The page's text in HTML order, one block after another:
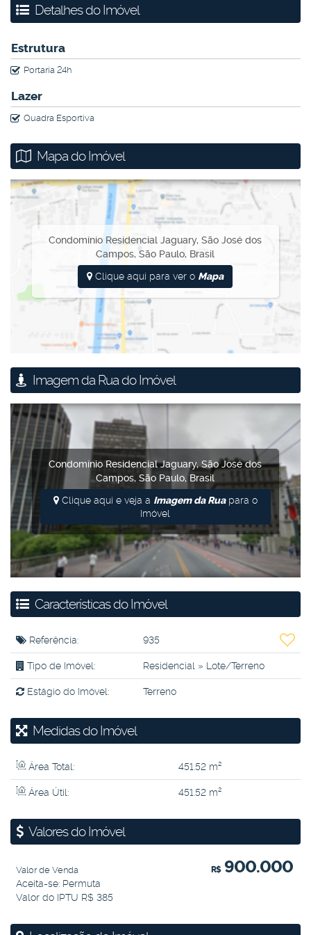
de São José dos Campos!
Detalhes do Imóvel
Estrutura
Portaria 24h
Lazer
Quadra Esportiva
Mapa do Imóvel
Condomínio Residencial Jaguary,São José dos
Campos,São Paulo, Brasil
Clique aqui para ver o Mapa
Imagem da Rua do Imóvel
Condomínio Residencial Jaguary,São José dos
Campos,São Paulo, Brasil
Clique aqui e veja a Imagem da Ruapara o
Imóvel
Características do Imóvel
Referência: 935
Tipo de Imóvel: Residencial » Lote/Terreno
Estágio do Imóvel: Terreno
Medidas do Imóvel
Área Total: 451 .52 m²
Área Útil: 451 .52 m²
Valores do Imóvel
R$900.000
Valor de Venda
Aceita-se: Permuta
Valor do IPTU R$ 385